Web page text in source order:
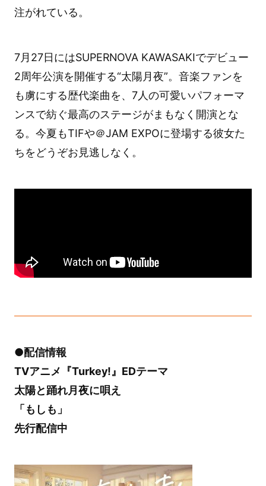
注がれている。
7月27日にはSUPERNOVA KAWASAKIでデビュー
2周年公演を開催する“太陽月夜”。音楽ファンを
も虜にする歴代楽曲を、7人の可愛いパフォーマ
ンスで紡ぐ最高のステージがまもなく開演とな
る。今夏もTIFや＠JAM EXPOに登場する彼女た
ちをどうぞお見逃しなく。
●配信情報
TVアニメ『Turkey!』EDテーマ
太陽と踊れ月夜に唄え
「もしも」
先行配信中